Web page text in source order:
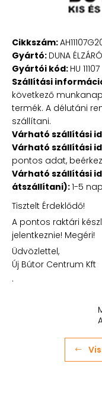
Cikkszám:
Gyártó: DUNA
Gyártói kód: HU 11107
Szállítási
következő
termék. A délutáni
szállítani.
Várható szállítási
Várható szállítási
pontos adat,
Várható szállítási
átszállítani):1-5 nap
Tisztelt Érdeklődő!
A pontos raktári
jelentkeznie! Megéri!
Üdvözlettel,
Új Bútor Centrum Kft
.